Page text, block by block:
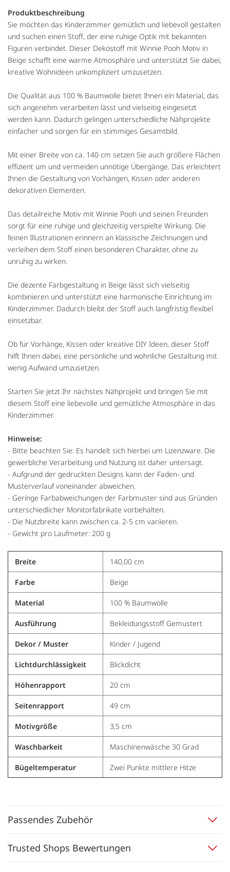
Produktbeschreibung
Sie möchten das Kinderzimmer gemütlich und liebevoll gestalten
und suchen einen Stoff, der eine ruhige Optik mit bekannten
Figuren verbindet. Dieser Dekostoff mit Winnie Pooh Motiv in
Beige schafft eine warme Atmosphäre und unterstützt Sie dabei,
kreative Wohnideen unkompliziert umzusetzen.
Die Qualität aus 100 % Baumwolle bietet Ihnen ein Material, das
sich angenehm verarbeiten lässt und vielseitig eingesetzt
werden kann. Dadurch gelingen unterschiedliche Nähprojekte
einfacher und sorgen für ein stimmiges Gesamtbild.
Mit einer Breite von ca. 140 cm setzen Sie auch größere Flächen
effizient um und vermeiden unnötige Übergänge. Das erleichtert
Ihnen die Gestaltung von Vorhängen, Kissen oder anderen
dekorativen Elementen.
Das detailreiche Motiv mit Winnie Pooh und seinen Freunden
sorgt für eine ruhige und gleichzeitig verspielte Wirkung. Die
feinen Illustrationen erinnern an klassische Zeichnungen und
verleihen dem Stoff einen besonderen Charakter, ohne zu
unruhig zu wirken.
Die dezente Farbgestaltung in Beige lässt sich vielseitig
kombinieren und unterstützt eine harmonische Einrichtung im
Kinderzimmer. Dadurch bleibt der Stoff auch langfristig flexibel
einsetzbar.
Ob für Vorhänge, Kissen oder kreative DIY Ideen, dieser Stoff
hilft Ihnen dabei, eine persönliche und wohnliche Gestaltung mit
wenig Aufwand umzusetzen.
Starten Sie jetzt Ihr nächstes Nähprojekt und bringen Sie mit
diesem Stoff eine liebevolle und gemütliche Atmosphäre in das
Kinderzimmer.
Hinweise:
- Bitte beachten Sie: Es handelt sich hierbei um Lizenzware. Die
gewerbliche Verarbeitung und Nutzung ist daher untersagt.
- Aufgrund der gedruckten Designs kann der Faden- und
Musterverlauf voneinander abweichen.
- Geringe Farbabweichungen der Farbmuster sind aus Gründen
unterschiedlicher Monitorfabrikate vorbehalten.
- Die Nutzbreite kann zwischen ca. 2-5 cm variieren.
- Gewicht pro Laufmeter: 200 g
Breite 140,00 cm
Farbe Beige
Material 100 % Baumwolle
Ausführung Bekleidungsstoff Gemustert
Dekor / Muster Kinder / Jugend
Lichtdurchlässigkeit Blickdicht
Höhenrapport 20 cm
Seitenrapport 49 cm
Motivgröße 3,5 cm
Waschbarkeit Maschinenwäsche 30 Grad
Bügeltemperatur Zwei Punkte mittlere Hitze
Passendes Zubehör
Trusted Shops Bewertungen